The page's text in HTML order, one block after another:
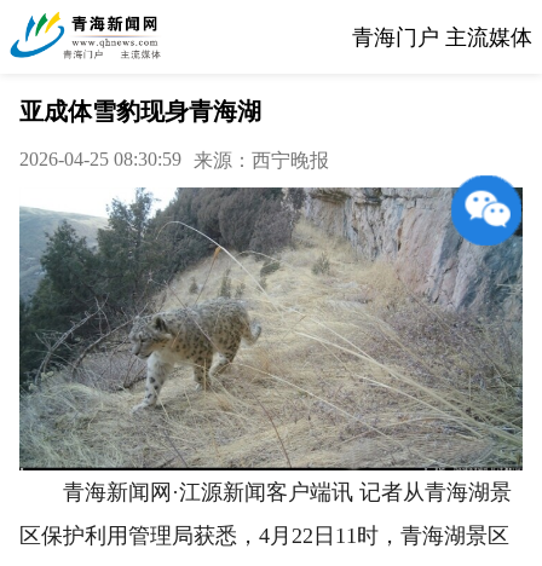
青海门户 主流媒体
亚成体雪豹现身青海湖
2026-04-25 08:30:59 来源：西宁晚报
青海新闻网·江源新闻客户端讯 记者从青海湖景
区保护利用管理局获悉，4月22日11时，青海湖景区